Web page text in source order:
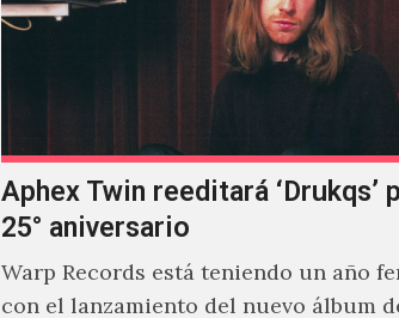
Aphex Twin reeditará ‘Drukqs’
25° aniversario
Warp Records está teniendo un año
con el lanzamiento del nuevo álbum